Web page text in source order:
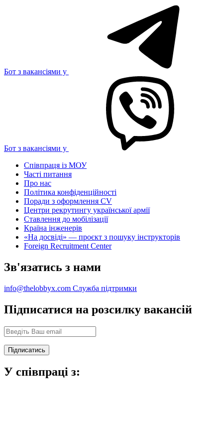
Бот з вакансіями у
Бот з вакансіями у
Співпраця із МОУ
Часті питання
Про нас
Політика конфіденційності
Поради з оформлення CV
Центри рекрутингу української армії
Ставлення до мобілізації
Країна інженерів
«На досвіді» — проєкт з пошуку інструкторів
Foreign Recruitment Center
Зв'язатись з нами
info@thelobbyx.com Служба підтримки
Підписатися на розсилку вакансій
У співпраці з: